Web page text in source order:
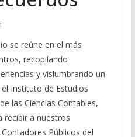
se reúne en el más
recopilando
y vislumbrando un
Instituto de Estudios
las Ciencias Contables,
recibir a nuestros
Públicos del